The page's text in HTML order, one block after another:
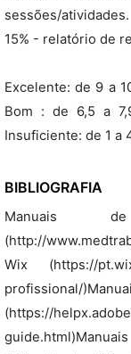
sessões/atividades.
15% - relatório de
Excelente: de 9 a
Bom : de 6,5 a
Insuficiente: de 1 a
BIBLIOGRAFIA
Manuais
(http://
Wix (https://
profissional/
(https://